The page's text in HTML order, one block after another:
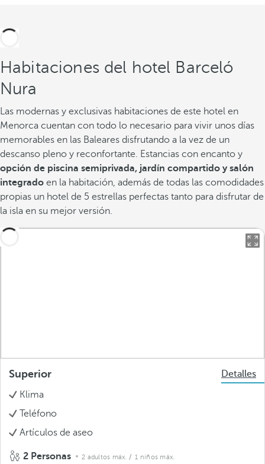
Habitaciones del hotel Barceló
Nura
Las modernas y exclusivas habitaciones de este hotel en
Menorca cuentan con todo lo necesario para vivir unos días
memorables en las Baleares disfrutando a la vez de un
descanso pleno y reconfortante. Estancias con encanto y
opción de piscina semiprivada, jardín compartido y salón
integrado en la habitación, además de todas las comodidades
propias un hotel de 5 estrellas perfectas tanto para disfrutar de
la isla en su mejor versión.
Superior
Detalles
Klima
Teléfono
Artículos de aseo
2 Personas 2 adultos máx. / 1 niños máx.